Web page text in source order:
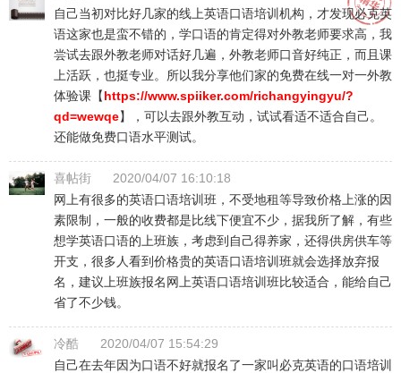
自己当初对比好几家的线上英语口语培训机构，才发现必克英
语这家也是蛮不错的，学口语的肯定得对外教老师要求高，我
尝试去跟外教老师对话好几遍，外教老师口音好纯正，而且课
上活跃，也挺专业。所以我分享他们家的免费在线一对一外教
体验课【https://www.spiiker.com/richangyingyu/?
qd=wewqe】，可以去跟外教互动，试试看适不适合自己。
还能做免费口语水平测试。
喜帖街
2020/04/07 16:10:18
网上有很多的英语口语培训班，不受地租等导致价格上涨的因
素限制，一般的收费都是比线下便宜不少，据我所了解，有些
想学英语口语的上班族，考虑到自己得养家，还得供房供车等
开支，很多人看到价格贵的英语口语培训班就会选择放弃报
名，建议上班族报名网上英语口语培训班比较适合，能给自己
省了不少钱。
冷酷
2020/04/07 15:54:29
自己在去年因为口语不好就报名了一家叫必克英语的口语培训